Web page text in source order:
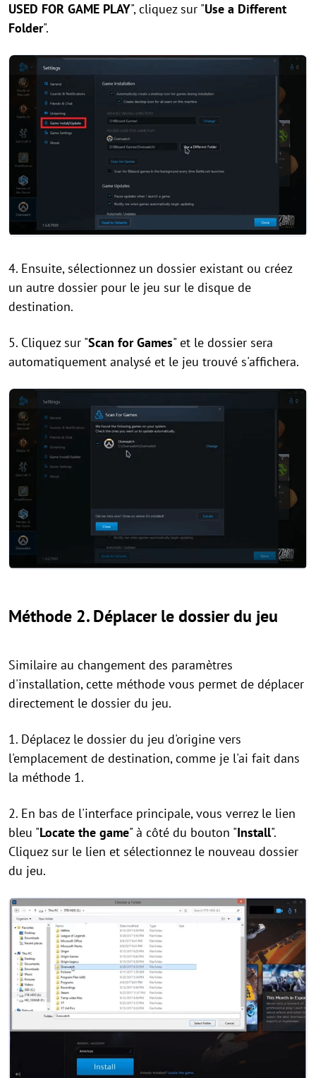
USED FOR GAME PLAY", cliquez sur "Use a Different
Folder".
4. Ensuite, sélectionnez un dossier existant ou créez
un autre dossier pour le jeu sur le disque de
destination.
5. Cliquez sur "Scan for Games" et le dossier sera
automatiquement analysé et le jeu trouvé s'affichera.
Méthode 2. Déplacer le dossier du jeu
Similaire au changement des paramètres
d'installation, cette méthode vous permet de déplacer
directement le dossier du jeu.
1. Déplacez le dossier du jeu d'origine vers
l'emplacement de destination, comme je l'ai fait dans
la méthode 1.
2. En bas de l'interface principale, vous verrez le lien
bleu "Locate the game" à côté du bouton "Install".
Cliquez sur le lien et sélectionnez le nouveau dossier
du jeu.